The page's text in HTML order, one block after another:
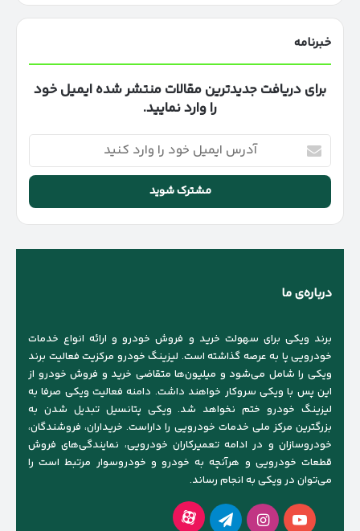
خبرنامه
برای دریافت جدیدترین مقالات منتشر شده ایمیل خود
را وارد نمایید.
آدرس
ایمیل
خود
وارد
کنید
درباره‌ی ما
برند ویکی برای سهولت خرید و فروش خودرو و ارائه انواع خدمات
خودرویی پا به عرصه گذاشته است. لیزینگ خودرو مرکزیت فعالیت برند
ویکی را شامل می‌شود و میلیون‌ها متقاضی خرید و فروش خودرو از
این پس با ویکی سروکار خواهند داشت. دامنه فعالیت ویکی صرفا به
لیزینگ خودرو ختم نخواهد شد. ویکی پتانسیل تبدیل شدن به
بزرگترین مرکز ملی خدمات خودرویی را داراست. خریداران، فروشندگان،
خودروسازان و در ادامه تعمیرکاران خودرویی، نمایندگی‌های فروش
قطعات خودرویی و هرآنچه به خودرو و خودروسوار مرتبط است را
می‌توان در ویکی به انجام رساند.
یوتیوباینستاگرام
تلگرام آپارات